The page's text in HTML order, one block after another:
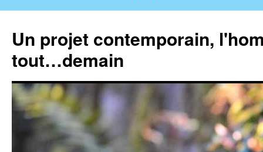
Un projet contemporain,
tout…demain